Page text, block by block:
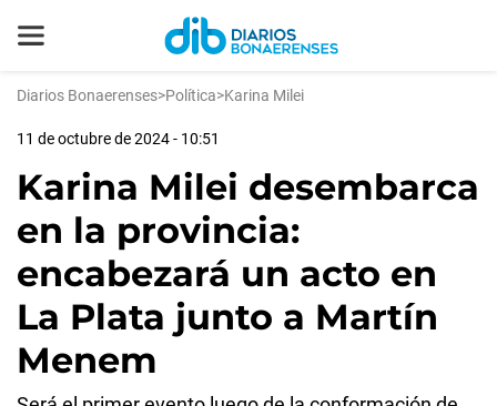
Diarios Bonaerenses>Política>Karina Milei
11 de octubre de 2024 - 10:51
Karina Milei desembarca
en la provincia:
encabezará un acto en
La Plata junto a Martín
Menem